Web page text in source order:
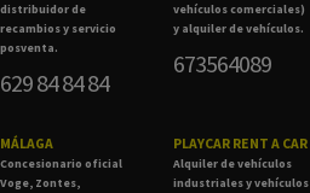
distribuidor de
recambios y servicio
posventa.
629 84 84 84
vehículos comerciales)
y alquiler de vehículos.
673564089
MÁLAGA
Concesionario oficial
Voge, Zontes,
PLAYCAR RENT A CAR
Alquiler de vehículos
industriales y vehículos